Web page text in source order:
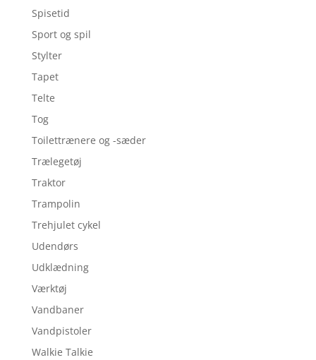
Spisetid
Sport og spil
Stylter
Tapet
Telte
Tog
Toilettrænere og -sæder
Trælegetøj
Traktor
Trampolin
Trehjulet cykel
Udendørs
Udklædning
Værktøj
Vandbaner
Vandpistoler
Walkie Talkie